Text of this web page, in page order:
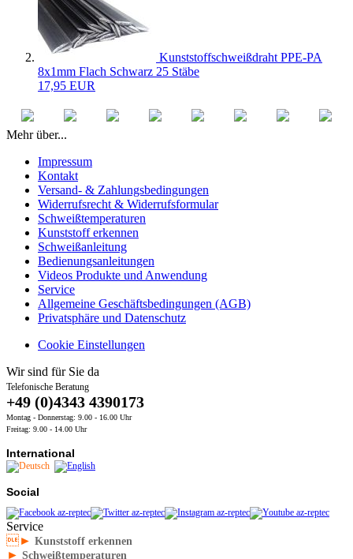
Kunststoffschweißdraht PPE-PA
8x1mm Flach Schwarz 25 Stäbe
17,95 EUR
Mehr über...
Impressum
Kontakt
Versand- & Zahlungsbedingungen
Widerrufsrecht & Widerrufsformular
Schweißtemperaturen
Kunststoff erkennen
Schweißanleitung
Bedienungsanleitungen
Videos Produkte und Anwendung
Service
Allgemeine Geschäftsbedingungen (AGB)
Privatsphäre und Datenschutz
Cookie Einstellungen
Wir sind für Sie da
Telefonische Beratung
+49 (0)4343 4390173
Montag - Donnerstag: 9.00 - 16.00 Uhr
Freitag: 9.00 - 14.00 Uhr
International
Social
Service
► Kunststoff erkennen
► Schweißtemperaturen